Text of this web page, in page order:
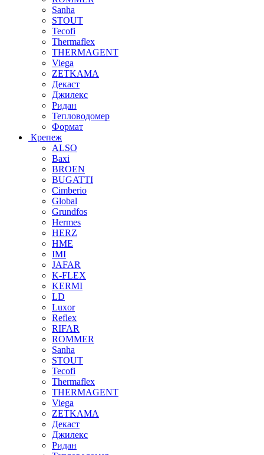
Sanha
STOUT
Tecofi
Thermaflex
THERMAGENT
Viega
ZETKAMA
Декаст
Джилекс
Ридан
Тепловодомер
Формат
Крепеж
ALSO
Baxi
BROEN
BUGATTI
Cimberio
Global
Grundfos
Hermes
HERZ
HME
IMI
JAFAR
K-FLEX
KERMI
LD
Luxor
Reflex
RIFAR
ROMMER
Sanha
STOUT
Tecofi
Thermaflex
THERMAGENT
Viega
ZETKAMA
Декаст
Джилекс
Ридан